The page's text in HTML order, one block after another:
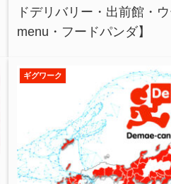
ドデリバリー・出前館・
menu・フードパンダ】
ギグワーク